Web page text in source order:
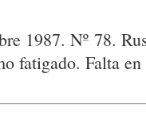
1987. Nº 78.
fatigado. Falta